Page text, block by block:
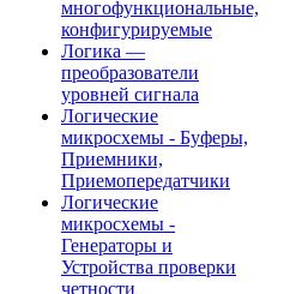
многофункциональные,
конфигурируемые
Логика —
преобразователи
уровней сигнала
Логические
микросхемы - Буферы,
Приемники,
Приемопередатчики
Логические
микросхемы -
Генераторы и
Устройства проверки
четности